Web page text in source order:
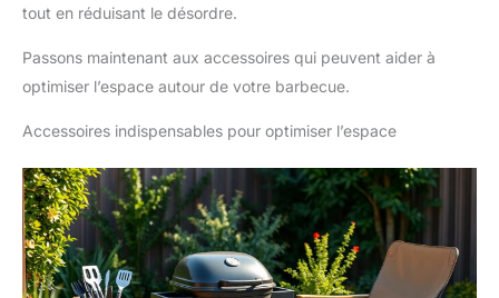
tout en réduisant le désordre.
Passons maintenant aux accessoires qui peuvent aider à
optimiser l’espace autour de votre barbecue.
Accessoires indispensables pour optimiser l’espace